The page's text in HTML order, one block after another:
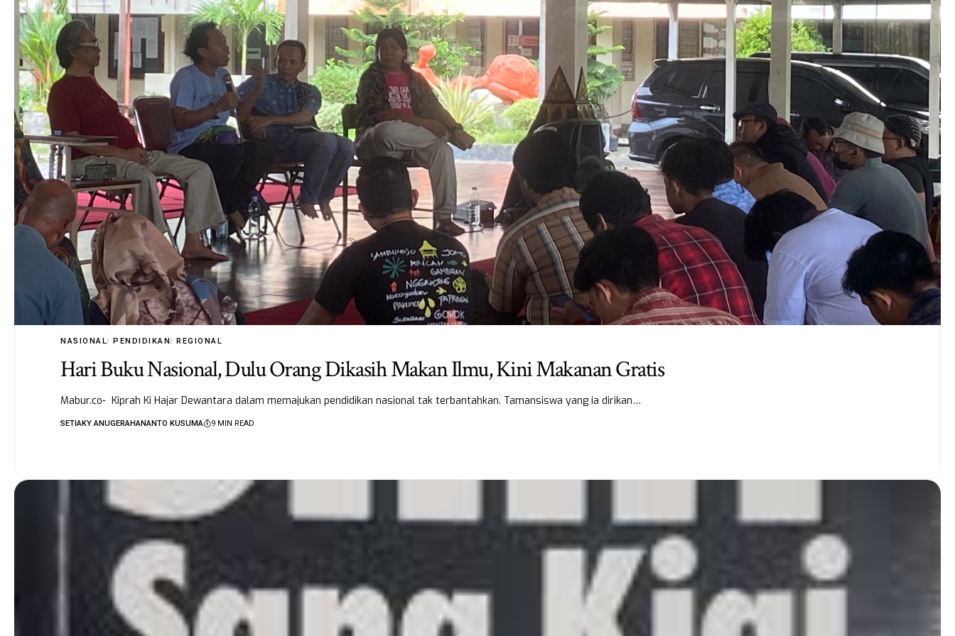
NASIONAL PENDIDIKAN REGIONAL
Hari Buku Nasional, Dulu Orang Dikasih Makan Ilmu, Kini Makanan Gratis
Mabur.co- Kiprah Ki Hajar Dewantara dalam memajukan pendidikan nasional tak terbantahkan. Tamansiswa yang ia dirikan…
SETIAKY ANUGERAHANANTO KUSUMA 9 MIN READ